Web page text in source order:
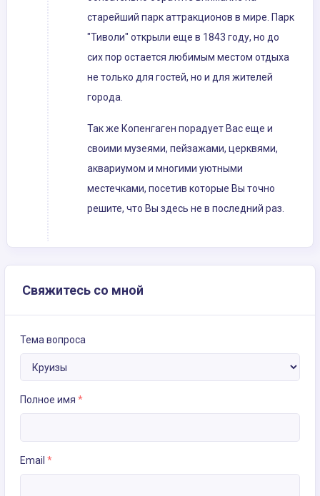
старейший парк аттракционов в мире. Парк
"Тиволи" открыли еще в 1843 году, но до
сих пор остается любимым местом отдыха
не только для гостей, но и для жителей
города.
Так же Копенгаген порадует Вас еще и
своими музеями, пейзажами, церквями,
аквариумом и многими уютными
местечками, посетив которые Вы точно
решите, что Вы здесь не в последний раз.
Свяжитесь со мной
Тема вопроса
Полное имя *
Email *